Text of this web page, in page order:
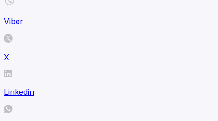
Viber
X
Linkedin